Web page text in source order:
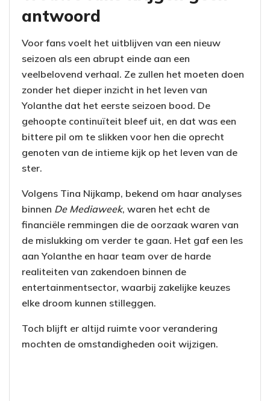
antwoord
Voor fans voelt het uitblijven van een nieuw
seizoen als een abrupt einde aan een
veelbelovend verhaal. Ze zullen het moeten doen
zonder het dieper inzicht in het leven van
Yolanthe dat het eerste seizoen bood. De
gehoopte continuïteit bleef uit, en dat was een
bittere pil om te slikken voor hen die oprecht
genoten van de intieme kijk op het leven van de
ster.
Volgens Tina Nijkamp, bekend om haar analyses
binnen De Mediaweek, waren het echt de
financiële remmingen die de oorzaak waren van
de mislukking om verder te gaan. Het gaf een les
aan Yolanthe en haar team over de harde
realiteiten van zakendoen binnen de
entertainmentsector, waarbij zakelijke keuzes
elke droom kunnen stilleggen.
Toch blijft er altijd ruimte voor verandering
mochten de omstandigheden ooit wijzigen.